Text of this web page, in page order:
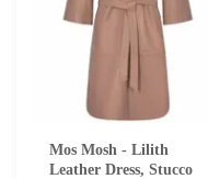
Mos Mosh - Lilith
Leather Dress, Stucco